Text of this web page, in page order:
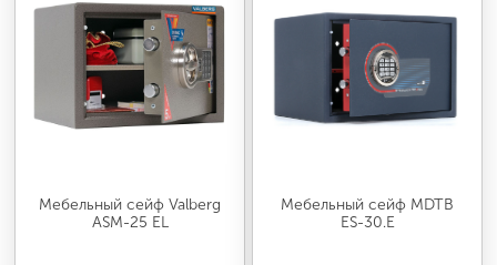
МЕБЕЛЬ ДЛЯ ДОМА
МЕБЕЛЬ ДЛЯ СТОЛОВЫХ
Мебельный сейф Valberg
ASM-25 EL
Мебельный сейф MDTB
ES-30.Е